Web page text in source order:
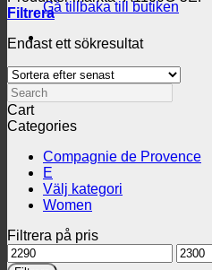
Gå tillbaka till butiken
Filtrera
Endast ett sökresultat
Search
Cart
Categories
Compagnie de Provence
E
Välj kategori
Women
Filtrera på pris
Min
pris
Max
pris